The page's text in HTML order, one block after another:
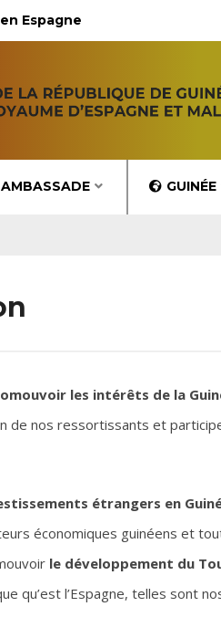
Espagne
AMBASSADE GUINÉE
les intérêts de la
de nos ressortissants et
étrangers en
économiques guinéens et
le développement du
qu’est l’Espagne, telles sont